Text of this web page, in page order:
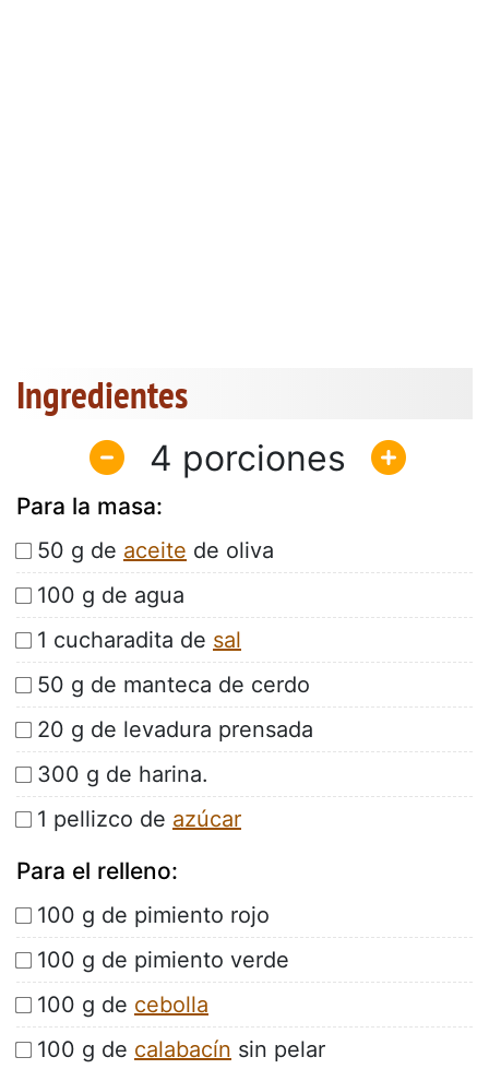
Ingredientes
4
Para la masa:
50 g de aceite de oliva
100 g de agua
1 cucharadita de sal
50 g de manteca de cerdo
20 g de levadura prensada
300 g de harina.
1 pellizco de azúcar
Para el relleno:
100 g de pimiento rojo
100 g de pimiento verde
100 g de cebolla
100 g de calabacín sin pelar